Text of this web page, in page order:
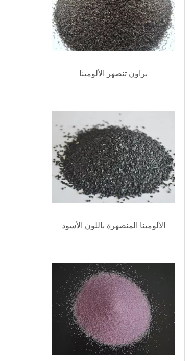
براون تنصهر الألومينا
الألومينا المنصهرة باللون الأسود